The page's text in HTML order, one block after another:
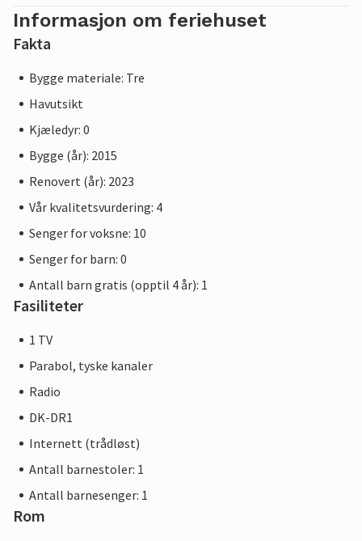
Informasjon om feriehuset
Fakta
Bygge materiale: Tre
Havutsikt
Kjæledyr: 0
Bygge (år): 2015
Renovert (år): 2023
Vår kvalitetsvurdering: 4
Senger for voksne: 10
Senger for barn: 0
Antall barn gratis (opptil 4 år): 1
Fasiliteter
1 TV
Parabol, tyske kanaler
Radio
DK-DR1
Internett (trådløst)
Antall barnestoler: 1
Antall barnesenger: 1
Rom